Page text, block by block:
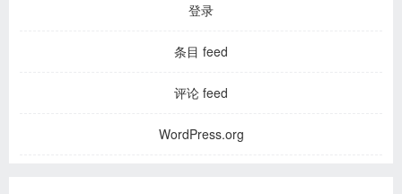
登录
条目 feed
评论 feed
WordPress.org